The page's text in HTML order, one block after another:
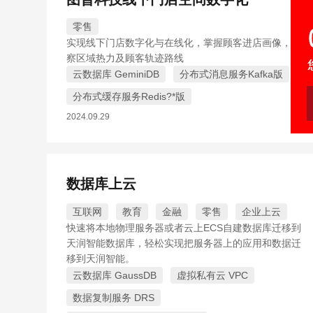
零售
实现线下门店数字化与在线化，掌握顾客进店画像，洞
察区域热力及顾客轨迹路线
云数据库 GeminiDB
分布式消息服务Kafka版
分布式缓存服务Redis?*版
2024.09.29
数据库上云
互联网 教育 金融 零售
企业上云
快速将本地物理服务器或者云上ECS自建数据库迁移到
天润智能数据库，轻松实现把服务器上的应用和数据迁
移到天润智能。
云数据库 GaussDB
虚拟私有云 VPC
数据复制服务 DRS